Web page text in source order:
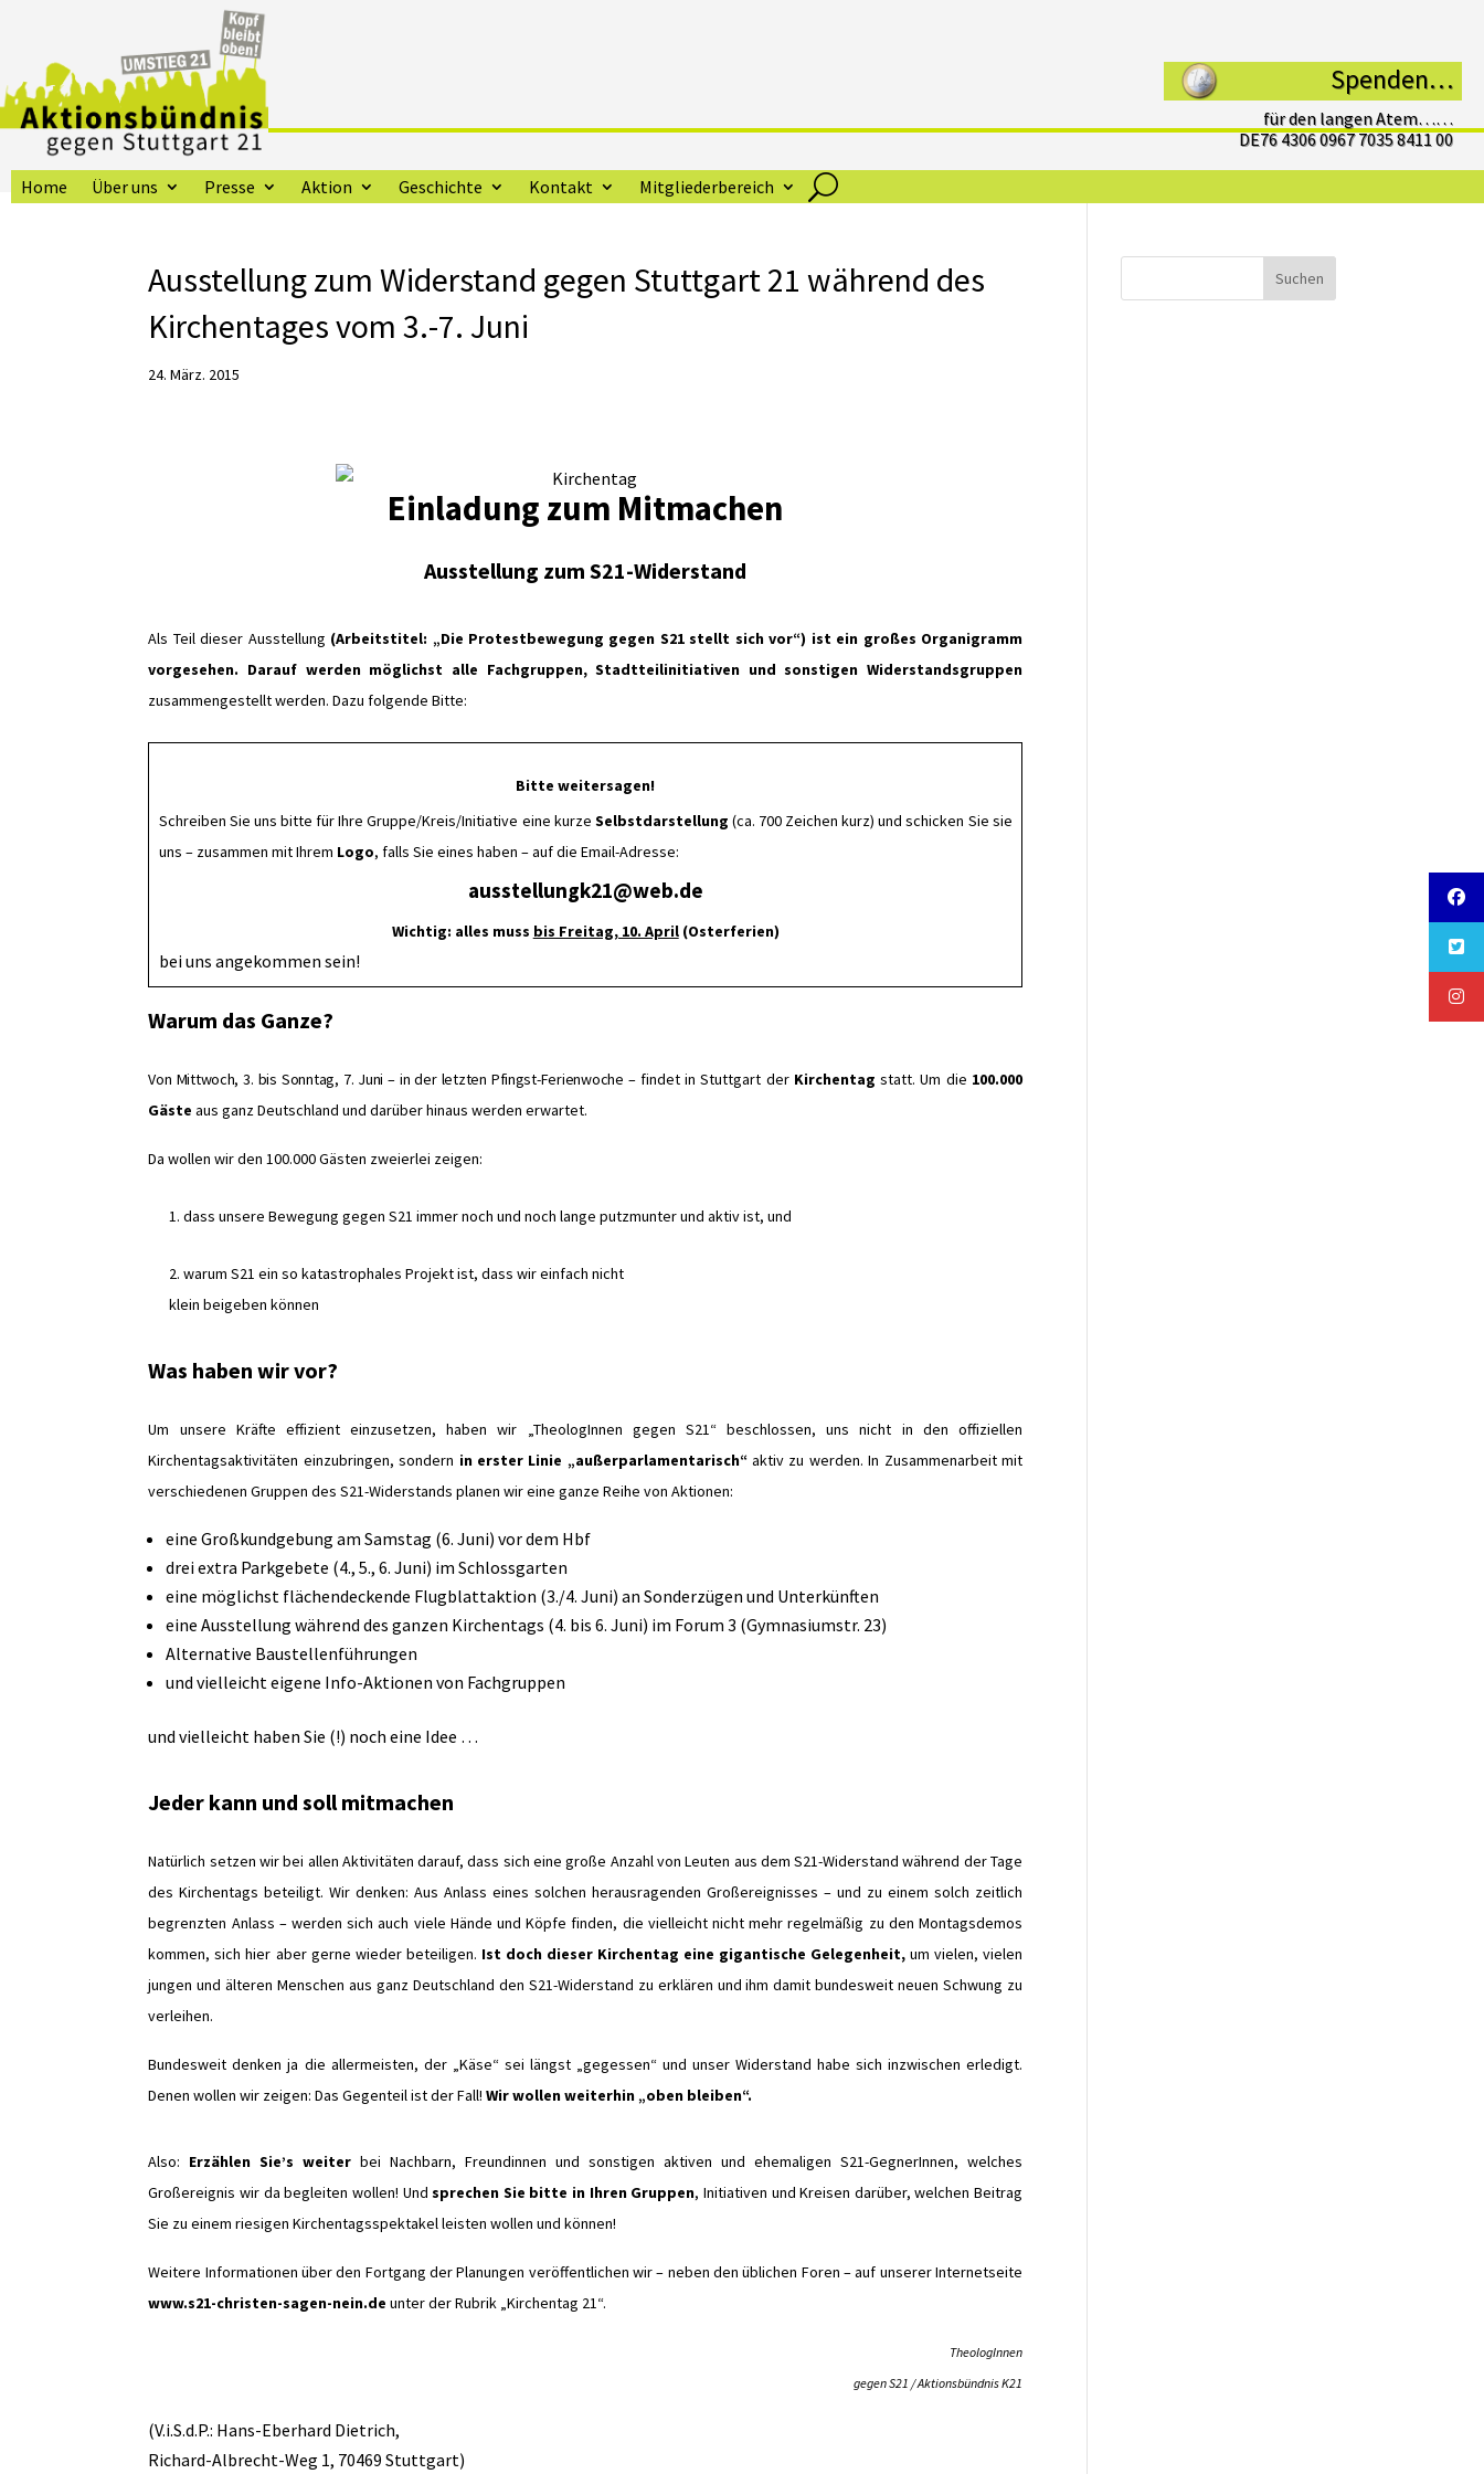
Spenden…
für den langen Atem……
DE76 4306 0967 7035 8411 00
Home Über uns Presse Aktion Geschichte Kontakt Mitgliederbereich
Ausstellung zum Widerstand gegen Stuttgart 21 während des
Kirchentages vom 3.-7. Juni
24. März. 2015
Einladung zum Mitmachen
Ausstellung zum S21-Widerstand
Als Teil dieser Ausstellung (Arbeitstitel: „Die Protestbewegung gegen S21 stellt sich vor“) ist ein großes Organigramm
vorgesehen. Darauf werden möglichst alle Fachgruppen, Stadtteilinitiativen und sonstigen Widerstandsgruppen
zusammengestellt werden. Dazu folgende Bitte:
Bitte weitersagen!
Schreiben Sie uns bitte für Ihre Gruppe/Kreis/Initiative eine kurze Selbstdarstellung (ca. 700 Zeichen kurz) und schicken Sie sie
uns – zusammen mit Ihrem Logo, falls Sie eines haben – auf die Email-Adresse:
ausstellungk21@web.de
Wichtig: alles muss bis Freitag, 10. April(Osterferien)
bei uns angekommen sein!
Warum das Ganze?
Von Mittwoch, 3. bis Sonntag, 7. Juni – in der letzten Pfingst-Ferienwoche –findet in Stuttgart der Kirchentagstatt. Um die 100.000
Gäste aus ganz Deutschland und darüber hinaus werden erwartet.
Da wollen wir den 100.000 Gästen zweierlei zeigen:
1. dass unsere Bewegung gegen S21 immer noch und noch lange putzmunter und aktiv ist, und
2. warum S21 ein so katastrophales Projekt ist,dass wir einfach nicht
klein beigeben können
Was haben wir vor?
Um unsere Kräfte effizient einzusetzen, haben wir „TheologInnen gegen S21“ beschlossen, uns nicht in den offiziellen
Kirchentagsaktivitäten einzubringen, sondern in erster Linie „außerparlamentarisch“aktiv zu werden. In Zusammenarbeit mit
verschiedenen Gruppen des S21-Widerstands planen wir eine ganze Reihe von Aktionen:
eine Großkundgebung am Samstag (6. Juni) vor dem Hbf
drei extra Parkgebete (4., 5., 6. Juni) im Schlossgarten
eine möglichst flächendeckende Flugblattaktion (3./4. Juni) an Sonderzügen und Unterkünften
eine Ausstellung während des ganzen Kirchentags (4. bis 6. Juni) im Forum 3 (Gymnasiumstr. 23)
Alternative Baustellenführungen
und vielleicht eigene Info-Aktionen von Fachgruppen
und vielleicht haben Sie (!) noch eine Idee …
Jeder kann und soll mitmachen
Natürlich setzen wir bei allen Aktivitäten darauf, dass sich eine große Anzahl von Leuten aus dem S21-Widerstand während der Tage
des Kirchentags beteiligt. Wir denken: Aus Anlass eines solchen herausragenden Großereignisses – und zu einem solch zeitlich
begrenzten Anlass – werden sich auch viele Hände und Köpfe finden, die vielleicht nicht mehr regelmäßig zu den Montagsdemos
kommen, sich hier aber gerne wieder beteiligen. Ist doch dieser Kirchentag eine gigantische Gelegenheit,um vielen, vielen
jungen und älteren Menschen aus ganz Deutschland den S21-Widerstand zu erklären und ihm damit bundesweit neuen Schwung zu
verleihen.
Bundesweit denken ja die allermeisten, der „Käse“sei längst „gegessen“und unser Widerstand habe sich inzwischen erledigt.
Denen wollen wir zeigen: Das Gegenteil ist der Fall!Wir wollen weiterhin „oben bleiben“.
Also: Erzählen Sie’s weiter bei Nachbarn, Freundinnen und sonstigen aktiven und ehemaligen S21-GegnerInnen, welches
Großereignis wir da begleiten wollen! Undsprechen Sie bitte in Ihren Gruppen, Initiativen und Kreisen darüber, welchen Beitrag
Sie zu einem riesigen Kirchentagsspektakel leisten wollen und können!
Weitere Informationen über den Fortgang der Planungen veröffentlichen wir – neben den üblichen Foren – auf unserer Internetseite
www.s21-christen-sagen-nein.deunter der Rubrik „Kirchentag 21“.
TheologInnen
gegen S21 / Aktionsbündnis K21
(V.i.S.d.P.: Hans-Eberhard Dietrich,
Richard-Albrecht-Weg 1, 70469 Stuttgart)
Suchen